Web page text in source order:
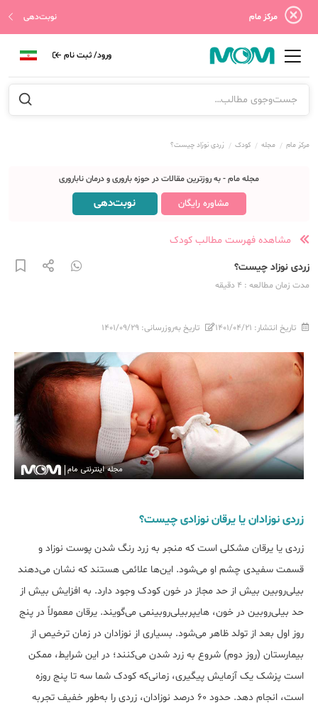
مرکز مام نوبت‌دهی
ورود/ ثبت نام
مرکز مام مجله کودک زردی نوزاد چیست؟
مجله مام - به روزترین مقالات در حوزه باروری و درمان ناباروری
مشاوره رایگان نوبت‌دهی
مشاهده فهرست مطالب کودک
زردی نوزاد چیست؟
مدت زمان مطالعه : 4 دقیقه
تاریخ انتشار: ۱۴۰۱/۰۴/۲۱ تاریخ به‌روزرسانی: ۱۴۰۱/۰۹/۲۹
زردی نوزادان یا یرقان نوزادی چیست؟
زردی یا یرقان مشکلی است که منجر به زرد رنگ شدن پوست نوزاد و
قسمت سفیدی چشم او می‌شود. این‌ها علائمی هستند که نشان می‌دهند
بیلی‌روبین بیش از حد مجاز در خون کودک وجود دارد. به افزایش بیش از
حد بیلی‌روبین در خون، هایپربیلی‌روبینمی می‌گویند. یرقان معمولاً در پنج
روز اول بعد از تولد ظاهر می‌شود. بسیاری از نوزادان در زمان ترخیص از
بیمارستان (روز دوم) شروع به زرد شدن می‌کنند؛ در این شرایط، ممکن
است پزشک‌ یک آزمایش پیگیری، زمانی‌که کودک شما سه تا پنج روزه
است، انجام دهد. حدود ۶۰ درصد نوزادان، زردی را به‌طور خفیف تجربه